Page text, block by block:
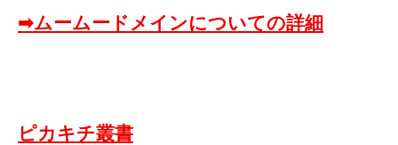
➡ムームードメインについての詳細
ピカキチ叢書